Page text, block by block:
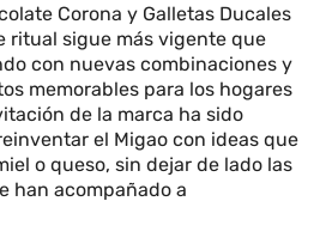
Corona y Galletas Ducales
ritual sigue más vigente que
con nuevas combinaciones y
memorables para los hogares
de la marca ha sido
el Migao con ideas que
o queso, sin dejar de lado las
han acompañado a